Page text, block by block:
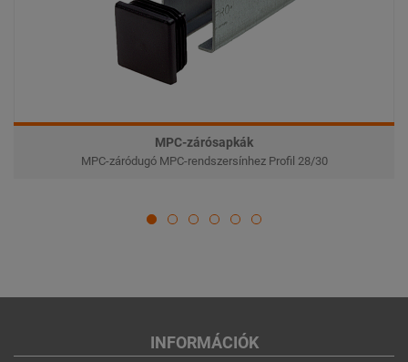
MPC-zárósapkák
MPC-záródugó MPC-rendszersínhez Profil 28/30
INFORMÁCIÓK